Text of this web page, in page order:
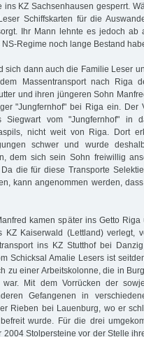
ins KZ Sachsenhausen gesperrt.
Schiffskarten für die
Ihr Mann lehnte es jedoch ab
Regime noch lange Bestand
sich dann auch die Familie Leser
Massentransport nach Riga
und ihren jüngeren Sohn
"Jungfernhof" bei Riga ein. Der
Siegwart vom "Jungfernhof" in
nicht weit von Riga. Dort
schwer und wurde
dem sich sein Sohn freiwillig
die für diese Transporte
kann angenommen werden,
kamen später ins Getto
KZ Kaiserwald (Lettland) verlegt,
ins KZ Stutthof bei
Schicksal Amalie Lesers ist
zu einer Arbeitskolonne, die in
Mit dem Vorrücken der
Gefangenen in
Rieben bei Lauenburg, wo er
wurde. Für die drei
2004 Stolpersteine vor der Stelle